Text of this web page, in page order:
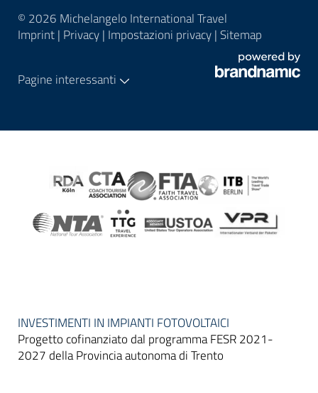
© 2026 Michelangelo International Travel
Imprint| Privacy| Impostazioni privacy| Sitemap
Pagine interessanti
INVESTIMENTI IN IMPIANTI FOTOVOLTAICI
Progetto cofinanziato dal programma FESR 2021-
2027 della Provincia autonoma di Trento